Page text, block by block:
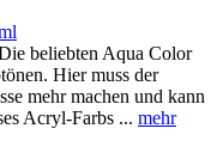
beliebten Aqua Color
Hier muss der
mehr machen und kann
Acryl-Farbs ... mehr